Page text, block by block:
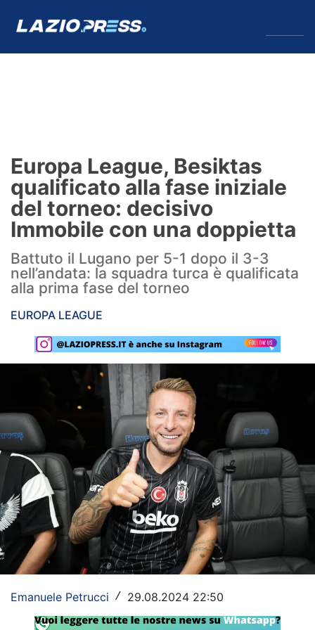
Formello
Infortuni
Primavera
Calciomercato
Rassegna Lazio
Social
Serie A
Champions League
Europa League
Altri Sport
Formula 1
Vela
Europa League, Besiktas
qualificato alla fase iniziale
del torneo: decisivo
Immobile con una doppietta
Battuto il Lugano per 5-1 dopo il 3-3
nell’andata: la squadra turca è qualificata
alla prima fase del torneo
EUROPA LEAGUE
Emanuele Petrucci / 29.08.2024 22:50